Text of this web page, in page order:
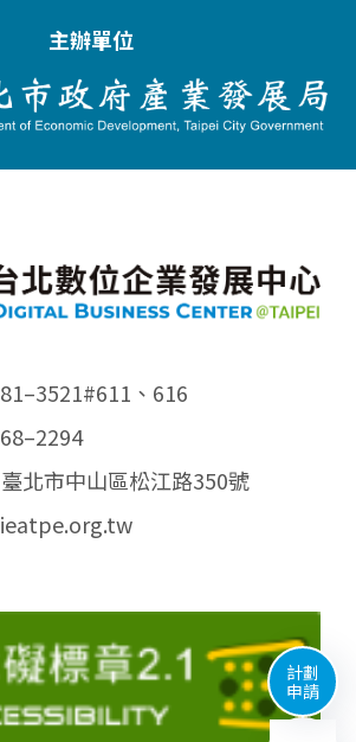
計劃
申請
主辦單位
#611、616
北市中山區松江路350號